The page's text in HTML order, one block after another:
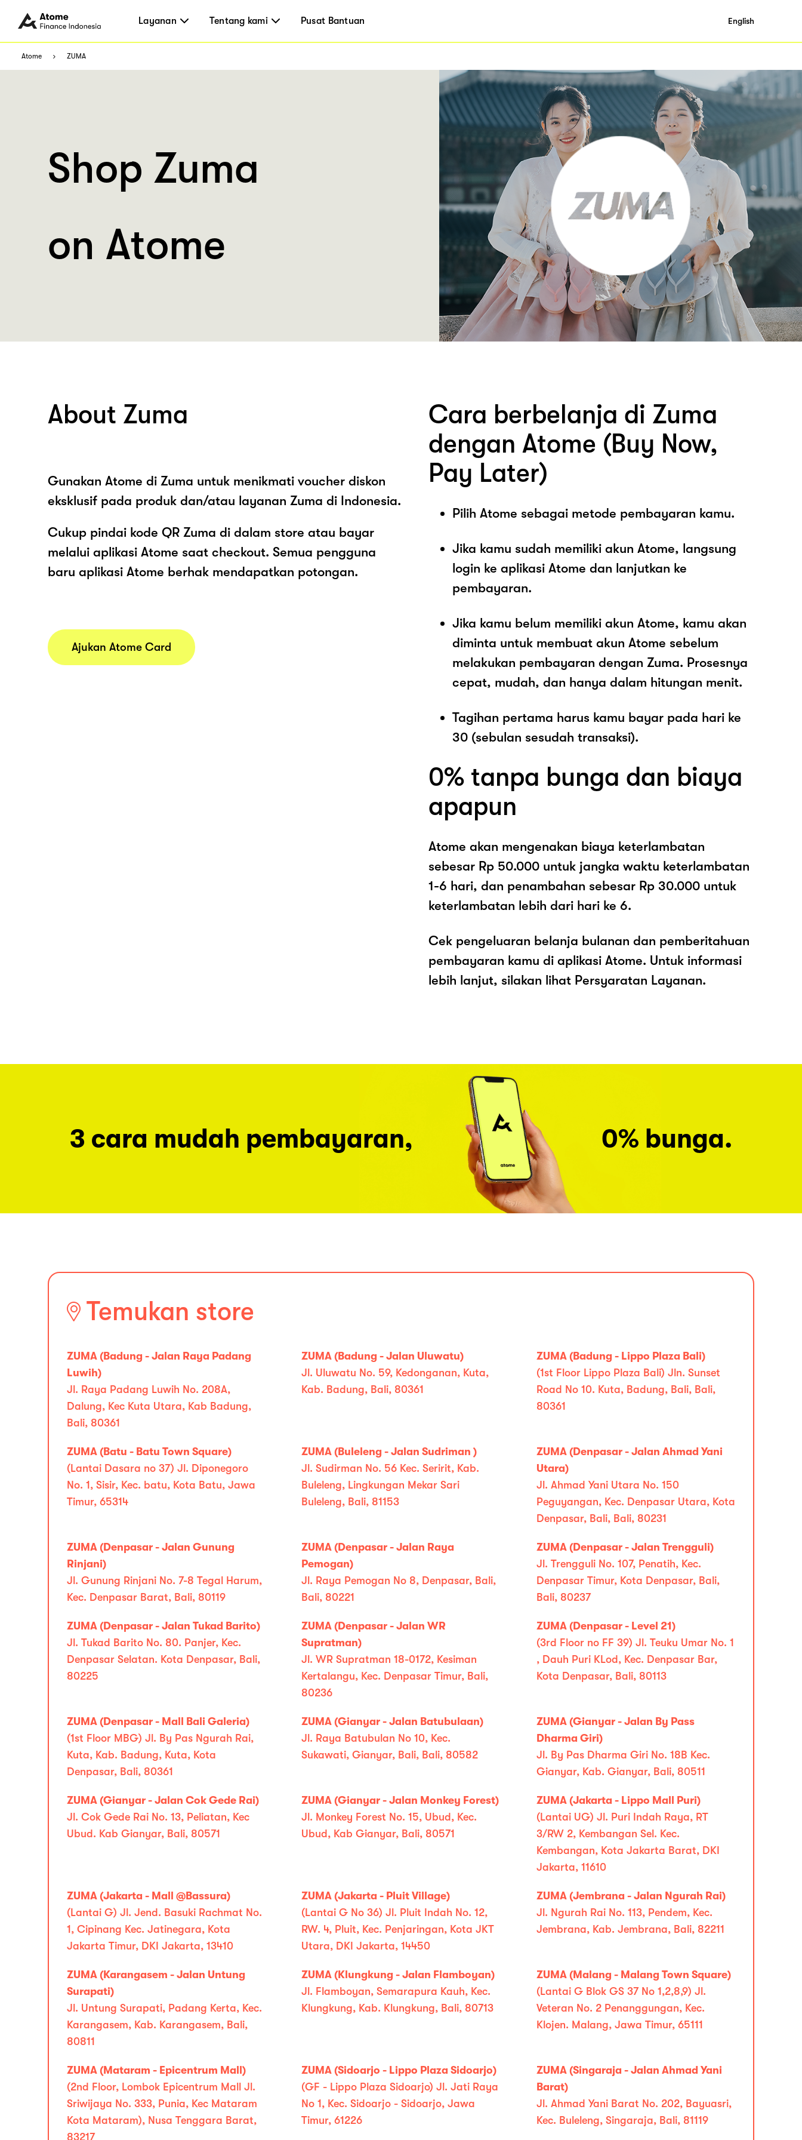
Layanan Tentang kami Pusat Bantuan English
Atome ZUMA
Shop Zuma
on Atome
About Zuma
Gunakan Atome di Zuma untuk menikmati voucher diskon
eksklusif pada produk dan/atau layanan Zuma di Indonesia.
Cukup pindai kode QR Zuma di dalam store atau bayar
melalui aplikasi Atome saat checkout. Semua pengguna
baru aplikasi Atome berhak mendapatkan potongan.
Ajukan Atome Card
Cara berbelanja di Zuma
dengan Atome (Buy Now,
Pay Later)
Pilih Atome sebagai metode pembayaran kamu.
Jika kamu sudah memiliki akun Atome, langsung
login ke aplikasi Atome dan lanjutkan ke
pembayaran.
Jika kamu belum memiliki akun Atome, kamu akan
diminta untuk membuat akun Atome sebelum
melakukan pembayaran dengan Zuma. Prosesnya
cepat, mudah, dan hanya dalam hitungan menit.
Tagihan pertama harus kamu bayar pada hari ke
30 (sebulan sesudah transaksi).
0% tanpa bunga dan biaya
apapun
Atome akan mengenakan biaya keterlambatan
sebesar Rp 50.000 untuk jangka waktu keterlambatan
1-6 hari, dan penambahan sebesar Rp 30.000 untuk
keterlambatan lebih dari hari ke 6.
Cek pengeluaran belanja bulanan dan pemberitahuan
pembayaran kamu di aplikasi Atome. Untuk informasi
lebih lanjut, silakan lihat Persyaratan Layanan.
3 cara mudah pembayaran, 0% bunga.
Temukan store
ZUMA (Badung - Jalan Raya Padang
Luwih)
Jl. Raya Padang Luwih No. 208A,
Dalung, Kec Kuta Utara, Kab Badung,
Bali, 80361
ZUMA (Badung - Jalan Uluwatu)
Jl. Uluwatu No. 59, Kedonganan, Kuta,
Kab. Badung, Bali, 80361
ZUMA (Badung - Lippo Plaza Bali)
(1st Floor Lippo Plaza Bali) Jln. Sunset
Road No 10. Kuta, Badung, Bali, Bali,
80361
ZUMA (Batu - Batu Town Square)
(Lantai Dasara no 37) Jl. Diponegoro
No. 1, Sisir, Kec. batu, Kota Batu, Jawa
Timur, 65314
ZUMA (Buleleng - Jalan Sudriman )
Jl. Sudirman No. 56 Kec. Seririt, Kab.
Buleleng, Lingkungan Mekar Sari
Buleleng, Bali, 81153
ZUMA (Denpasar - Jalan Ahmad Yani
Utara)
Jl. Ahmad Yani Utara No. 150
Peguyangan, Kec. Denpasar Utara, Kota
Denpasar, Bali, Bali, 80231
ZUMA (Denpasar - Jalan Gunung
Rinjani)
Jl. Gunung Rinjani No. 7-8 Tegal Harum,
Kec. Denpasar Barat, Bali, 80119
ZUMA (Denpasar - Jalan Raya
Pemogan)
Jl. Raya Pemogan No 8, Denpasar, Bali,
Bali, 80221
ZUMA (Denpasar - Jalan Trengguli)
Jl. Trengguli No. 107, Penatih, Kec.
Denpasar Timur, Kota Denpasar, Bali,
Bali, 80237
ZUMA (Denpasar - Jalan Tukad Barito)
Jl. Tukad Barito No. 80. Panjer, Kec.
Denpasar Selatan. Kota Denpasar, Bali,
80225
ZUMA (Denpasar - Jalan WR
Supratman)
Jl. WR Supratman 18-0172, Kesiman
Kertalangu, Kec. Denpasar Timur, Bali,
80236
ZUMA (Denpasar - Level 21)
(3rd Floor no FF 39) Jl. Teuku Umar No. 1
, Dauh Puri KLod, Kec. Denpasar Bar,
Kota Denpasar, Bali, 80113
ZUMA (Denpasar - Mall Bali Galeria)
(1st Floor MBG) Jl. By Pas Ngurah Rai,
Kuta, Kab. Badung, Kuta, Kota
Denpasar, Bali, 80361
ZUMA (Gianyar - Jalan Batubulaan)
Jl. Raya Batubulan No 10, Kec.
Sukawati, Gianyar, Bali, Bali, 80582
ZUMA (Gianyar - Jalan By Pass
Dharma Giri)
Jl. By Pas Dharma Giri No. 18B Kec.
Gianyar, Kab. Gianyar, Bali, 80511
ZUMA (Gianyar - Jalan Cok Gede Rai)
Jl. Cok Gede Rai No. 13, Peliatan, Kec
Ubud. Kab Gianyar, Bali, 80571
ZUMA (Gianyar - Jalan Monkey Forest)
Jl. Monkey Forest No. 15, Ubud, Kec.
Ubud, Kab Gianyar, Bali, 80571
ZUMA (Jakarta - Lippo Mall Puri)
(Lantai UG) Jl. Puri Indah Raya, RT
3/RW 2, Kembangan Sel. Kec.
Kembangan, Kota Jakarta Barat, DKI
Jakarta, 11610
ZUMA (Jakarta - Mall @Bassura)
(Lantai G) Jl. Jend. Basuki Rachmat No.
1, Cipinang Kec. Jatinegara, Kota
Jakarta Timur, DKI Jakarta, 13410
ZUMA (Jakarta - Pluit Village)
(Lantai G No 36) Jl. Pluit Indah No. 12,
RW. 4, Pluit, Kec. Penjaringan, Kota JKT
Utara, DKI Jakarta, 14450
ZUMA (Jembrana - Jalan Ngurah Rai)
Jl. Ngurah Rai No. 113, Pendem, Kec.
Jembrana, Kab. Jembrana, Bali, 82211
ZUMA (Karangasem - Jalan Untung
Surapati)
Jl. Untung Surapati, Padang Kerta, Kec.
Karangasem, Kab. Karangasem, Bali,
80811
ZUMA (Klungkung - Jalan Flamboyan)
Jl. Flamboyan, Semarapura Kauh, Kec.
Klungkung, Kab. Klungkung, Bali, 80713
ZUMA (Malang - Malang Town Square)
(Lantai G Blok GS 37 No 1,2,8,9) Jl.
Veteran No. 2 Penanggungan, Kec.
Klojen. Malang, Jawa Timur, 65111
ZUMA (Mataram - Epicentrum Mall)
(2nd Floor, Lombok Epicentrum Mall Jl.
Sriwijaya No. 333, Punia, Kec Mataram
Kota Mataram), Nusa Tenggara Barat,
83217
ZUMA (Sidoarjo - Lippo Plaza Sidoarjo)
(GF - Lippo Plaza Sidoarjo) Jl. Jati Raya
No 1, Kec. Sidoarjo - Sidoarjo, Jawa
Timur, 61226
ZUMA (Singaraja - Jalan Ahmad Yani
Barat)
Jl. Ahmad Yani Barat No. 202, Bayuasri,
Kec. Buleleng, Singaraja, Bali, 81119